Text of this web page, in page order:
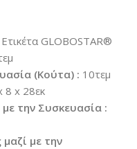
GLOBOSTAR®
(Κούτα) : 10τεμ
8 x 28εκ
την Συσκευασία :
με την